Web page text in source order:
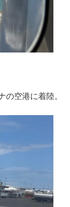
空港に着陸。